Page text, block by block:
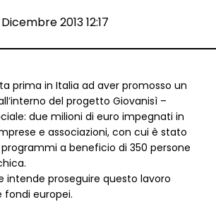
2013 12:17
prima in Italia ad aver promosso un
del progetto Giovanisì –
due milioni di euro impegnati in
e associazioni, con cui è stato
a beneficio di 350 persone
intende proseguire questo lavoro
fondi europei.